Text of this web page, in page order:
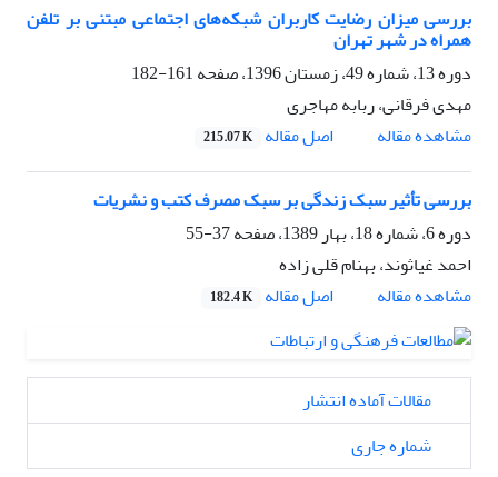
بررسی میزان رضایت کاربران شبکه‌های اجتماعی مبتنی بر تلفن
همراه در شهر تهران
دوره 13، شماره 49، زمستان 1396، صفحه
161-182
مهدی فرقانی، ربابه مهاجری
مشاهده مقاله
اصل مقاله 215.07 K
بررسی تأثیر سبک زندگی بر سبک مصرف کتب و نشریات
دوره 6، شماره 18، بهار 1389، صفحه
37-55
احمد غیاثوند، بهنام قلی زاده
مشاهده مقاله
اصل مقاله 182.4 K
مقالات آماده انتشار
شماره جاری